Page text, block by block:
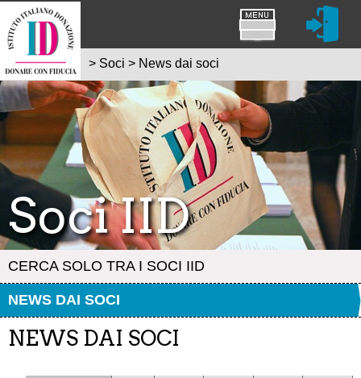
Soci IID
CERCA SOLO TRA I SOCI IID
NEWS DAI SOCI
> Soci > News dai soci
NEWS DAI SOCI